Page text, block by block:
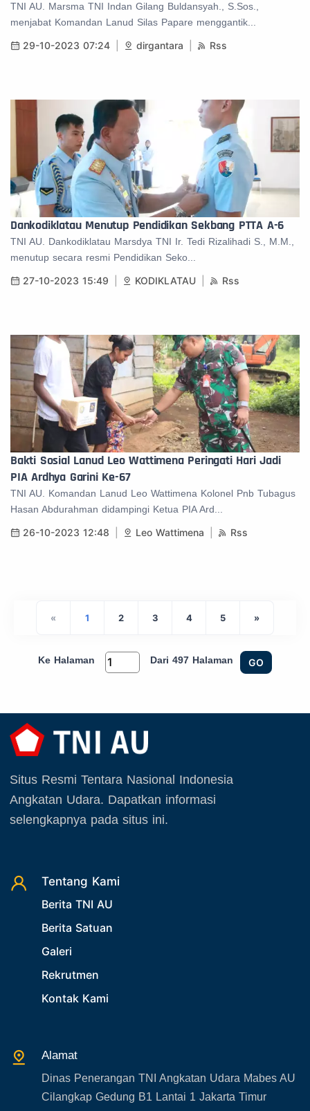
TNI AU. Marsma TNI Indan Gilang Buldansyah., S.Sos.,
menjabat Komandan Lanud Silas Papare menggantik...
29-10-2023 07:24 dirgantara Rss
Dankodiklatau Menutup Pendidikan Sekbang PTTA A-6
TNI AU. Dankodiklatau Marsdya TNI Ir. Tedi Rizalihadi S., M.M.,
menutup secara resmi Pendidikan Seko...
27-10-2023 15:49 KODIKLATAU Rss
Bakti Sosial Lanud Leo Wattimena Peringati Hari Jadi
PIA Ardhya Garini Ke-67
TNI AU. Komandan Lanud Leo Wattimena Kolonel Pnb Tubagus
Hasan Abdurahman didampingi Ketua PIA Ard...
26-10-2023 12:48 Leo Wattimena Rss
« 1 2 3 4 5 »
Ke Halaman Dari 497 Halaman GO
Situs Resmi Tentara Nasional Indonesia
Angkatan Udara. Dapatkan informasi
selengkapnya pada situs ini.
Tentang Kami
Berita TNI AU
Berita Satuan
Galeri
Rekrutmen
Kontak Kami
Alamat
Dinas Penerangan TNI Angkatan Udara Mabes AU
Cilangkap Gedung B1 Lantai 1 Jakarta Timur